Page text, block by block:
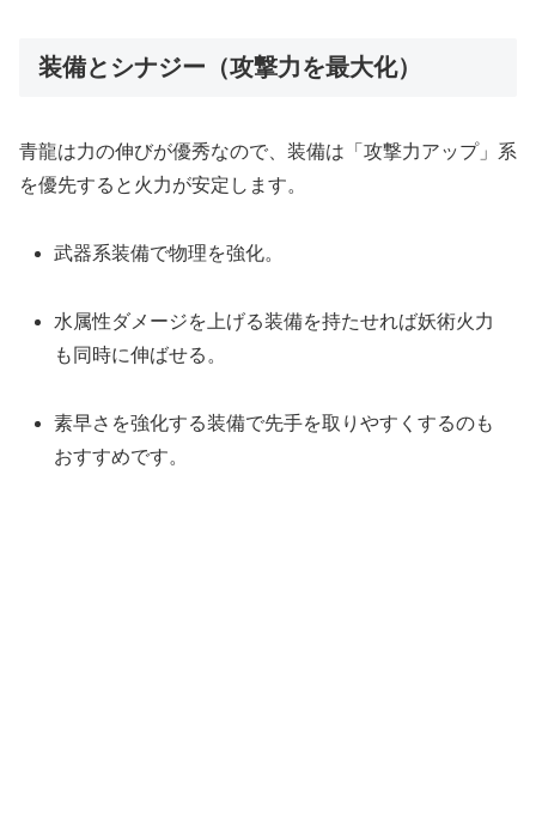
装備とシナジー（攻撃力を最大化）
青龍は力の伸びが優秀なので、装備は「攻撃力アップ」系
を優先すると火力が安定します。
武器系装備で物理を強化。
水属性ダメージを上げる装備を持たせれば妖術火力
も同時に伸ばせる。
素早さを強化する装備で先手を取りやすくするのも
おすすめです。